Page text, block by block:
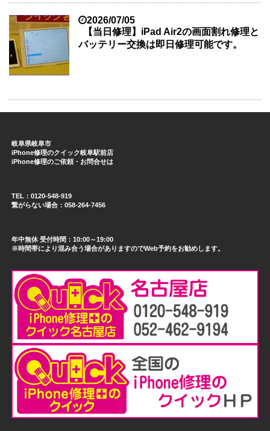
2026/07/05
【当日修理】iPad Air2の画面割れ修理と
バッテリー交換は即日修理可能です。
岐阜県岐阜市
iPhone修理のクイック岐阜駅前店
iPhone修理のご依頼・お問合せは
TEL：0120-548-919
繋がらない場合：058-264-7456
年中無休 受付時間：10:00～19:00
※時間帯により混み合う場合がありますのでWeb予約をお勧めします。